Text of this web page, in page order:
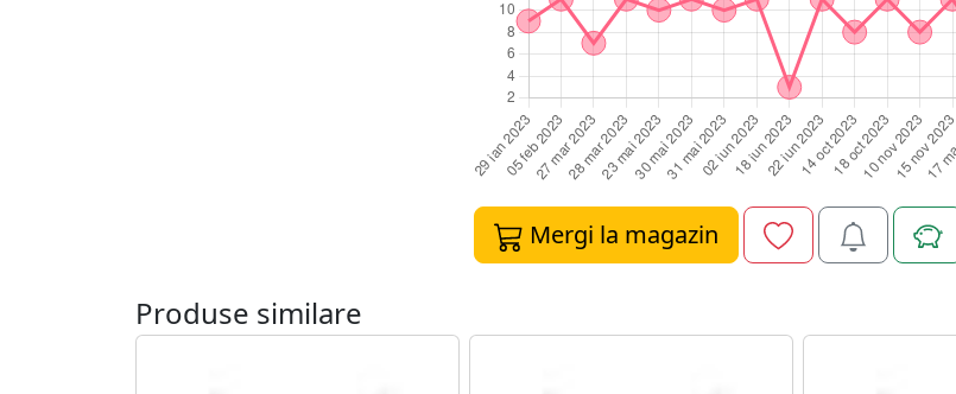
impingere, finisare sau pregatire. Acest lucru ajuta
proceduri mai organizate.Cum se utilizeaza
presiune excesiva asupra pielii sau unghiei.
inflamate. In cazul pedichiurii, se recomanda
dezinfectare si sterilizarePentru siguranta si
dezinfectat si sterilizat conform protocolului
microbiene, insa in salon sterilizarea este etapa
sa cumperi de pe NAILSUP.ro?Cumparand de pe
pentru proceduri de manichiura si pedichiura,
semipermanente, solutii de pregatire, pile si
Mergi la magazin
Produse similare